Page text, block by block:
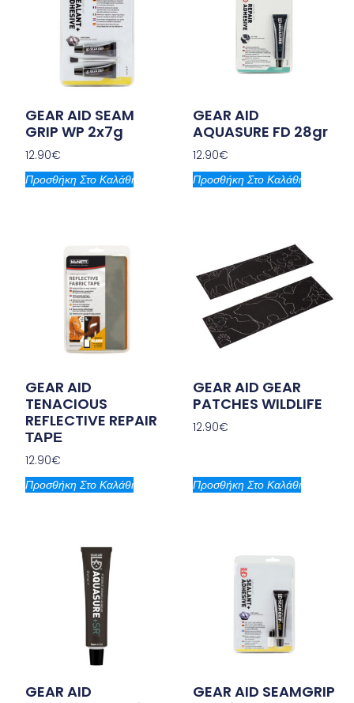
GEAR AID SEAM
GRIP WP 2x7g
12.90€
Προσθήκη Στο Καλάθι
GEAR AID
AQUASURE FD 28gr
12.90€
Προσθήκη Στο Καλάθι
GEAR AID
TENACIOUS
REFLECTIVE REPAIR
ΤΑΡΕ
12.90€
Προσθήκη Στο Καλάθι
GEAR AID GEAR
PATCHES WILDLIFE
12.90€
Προσθήκη Στο Καλάθι
GEAR AID
GEAR AID SEAMGRIP